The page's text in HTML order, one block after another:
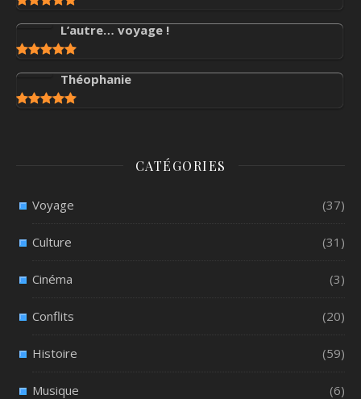
L’autre… voyage !
Théophanie
CATÉGORIES
Voyage (37)
Culture (31)
Cinéma (3)
Conflits (20)
Histoire (59)
Musique (6)